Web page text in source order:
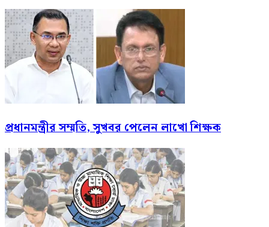
প্রধানমন্ত্রীর সম্মতি, সুখবর পেলেন লাখো শিক্ষক